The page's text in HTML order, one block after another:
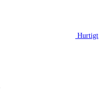
Hurtigt